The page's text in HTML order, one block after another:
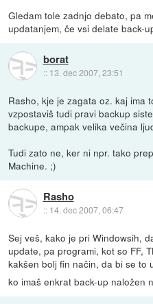
Gledam tole zadnjo debato, pa
updatanjem, če vsi delate back-
borat
:: 13. dec 2007, 23:51
Rasho, kje je zagata oz. kaj ima
vzpostaviš tudi pravi backup
backupe, ampak velika večina
Tudi zato ne, ker ni npr. tako
Machine. ;)
Rasho
:: 14. dec 2007, 06:47
Sej veš, kako je pri Windowsih,
update, pa programi, kot so FF,
kakšen bolj fin način, da bi se to
ko imaš enkrat back-up naložen